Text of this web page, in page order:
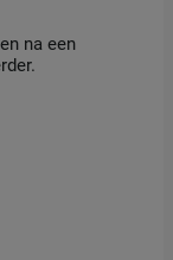
na een